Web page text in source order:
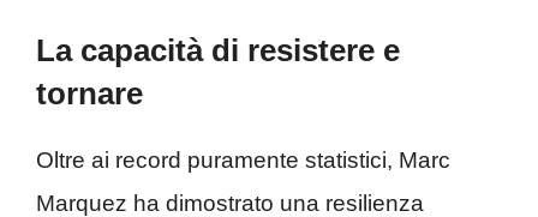
La capacità di resistere e
tornare
Oltre ai record puramente statistici, Marc
Marquez ha dimostrato una resilienza